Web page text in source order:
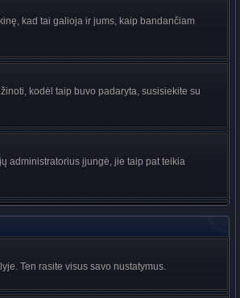
kad tai galioja ir jums, kaip bandančiam
kodėl taip buvo padaryta, susisiekite su
administratorius įjungė, jie taip pat teikia
Ten rasite visus savo nustatymus.